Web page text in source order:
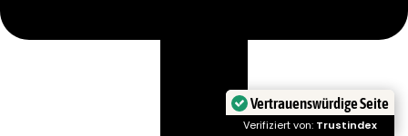
Vertrauenswürdige Seite
Verifiziert von: Trustindex